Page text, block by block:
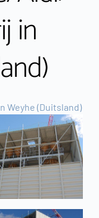
in
Weyhe (Duitsland)